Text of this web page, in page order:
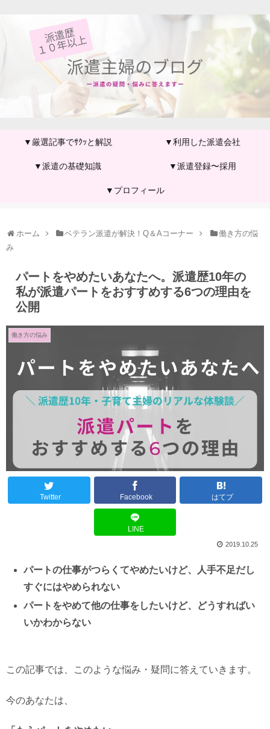
▼厳選記事でｻｸｯと解説 ▼利用した派遣会社
▼派遣の基礎知識 ▼派遣登録〜採用
▼プロフィール
ホーム ベテラン派遣が解決！Q＆Aコーナー
働き方の悩
み
パートをやめたいあなたへ。派遣歴10年の
私が派遣パートをおすすめする6つの理由を
公開
働き方の悩み
Twitter Facebook はてブ
LINE
2019.10.25
パートの仕事がつらくてやめたいけど、人手不足だし
すぐにはやめられない
パートをやめて他の仕事をしたいけど、どうすればい
いかわからない
この記事では、このような悩み・疑問に答えていきます。
今のあなたは、